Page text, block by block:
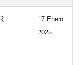
17 Enero
2025